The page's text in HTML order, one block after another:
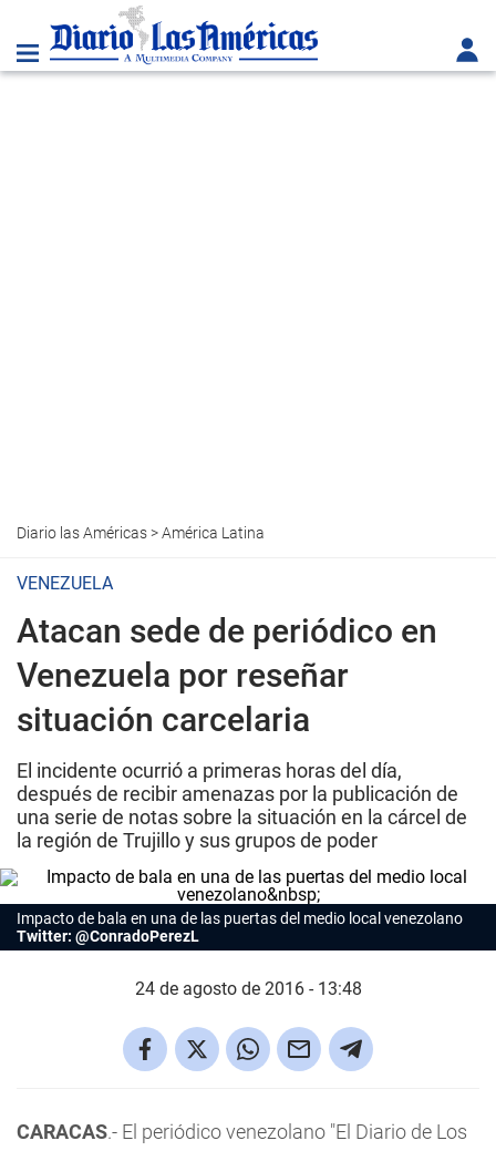
Diario las Américas>América Latina
VENEZUELA
Atacan sede de periódico en
Venezuela por reseñar
situación carcelaria
El incidente ocurrió a primeras horas del día,
después de recibir amenazas por la publicación de
una serie de notas sobre la situación en la cárcel de
la región de Trujillo y sus grupos de poder
Impacto de bala en una de las puertas del medio local venezolano
Twitter: @ConradoPerezL
24 de agosto de 2016 - 13:48
CARACAS.- El periódico venezolano "El Diario de Los